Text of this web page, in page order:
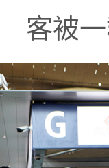
客被